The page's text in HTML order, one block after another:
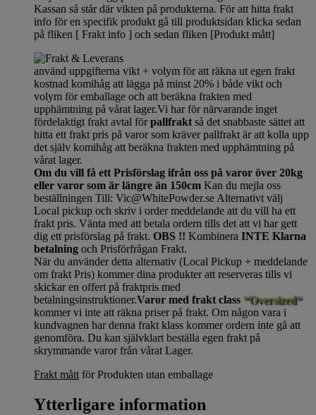
Kassan så står där vikten på produkterna. För att hitta frakt
info för en specifik produkt gå till produktsidan klicka sedan
på fliken [ Frakt info ] och sedan fliken [Produkt mått]
använd uppgifterna vikt + volym för att räkna ut egen frakt
kostnad komihåg att lägga på minst 20% i både vikt och
volym för emballage och att beräkna frakten med
upphämtning på vårat lager.Vi har för närvarande inget
fördelaktigt frakt avtal förpallfrakt så det snabbaste sättet att
hitta ett frakt pris på varor som kräver pallfrakt är att kolla upp
det själv komihåg att beräkna frakten med upphämtning på
vårat lager.
Om du vill få ett Prisförslag ifrån oss på varor över 20kg
eller varor som är längre än 150cm Kan du mejla oss
beställningen Till: Vic@WhitePowder.se Alternativt välj
Local pickup och skriv i order meddelande att du vill ha ett
frakt pris. Vänta med att betala ordern tills det att vi har gett
dig ett prisförslag på frakt. OBS !! Kombinera INTE Klarna
betalning och Prisförfrågan Frakt.
När du använder detta alternativ (Local Pickup + meddelande
om frakt Pris) kommer dina produkter att reserveras tills vi
skickar en offert på fraktpris med
betalningsinstruktioner.Varor med frakt class “Oversized“
kommer vi inte att räkna priser på frakt. Om någon vara i
kundvagnen har denna frakt klass kommer ordern inte gå att
genomföra. Du kan självklart beställa egen frakt på
skrymmande varor från vårat Lager.
Frakt mått för Produkten utan emballage
Ytterligare information